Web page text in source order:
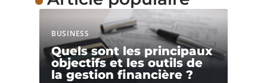
BUSINESS
Quels sont les principaux
objectifs et les outils de
la gestion financière ?